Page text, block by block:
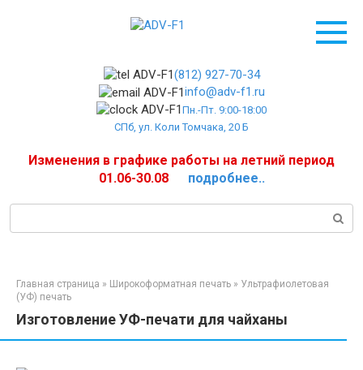
(812) 927-70-34
info@adv-f1.ru
Пн.-Пт. 9:00-18:00
СПб, ул. Коли Томчака, 20 Б
Изменения в графике работы на летний период
01.06-30.08 подробнее..
Поиск:
Главная страница » Широкоформатная печать » Ультрафиолетовая
(УФ) печать
Изготовление УФ-печати для чайханы